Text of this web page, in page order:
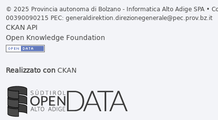
© 2025 Provincia autonoma di Bolzano - Informatica Alto Adige SPA •
00390090215 PEC: generaldirektion.direzionegenerale@pec.prov.bz.it
CKAN API
Open Knowledge Foundation
Realizzato conCKAN